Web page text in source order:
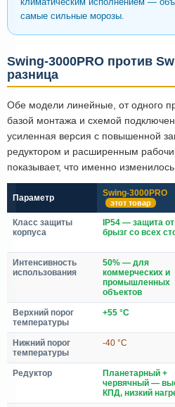
самые сильные морозы.
Swing-3000PRO против
разница
Обе модели линейные, от одного
базой монтажа и схемой
усиленная версия с повышенной
редуктором и расширенным
показывает, что именно изменилось.
Параметр Swing-3000PRO
этот товар
Класс защиты
корпуса
IP54 — защита
брызг со всех
Интенсивность
использования
50% — для
коммерческих и
промышленных
объектов
Верхний порог
температуры
+55 °C
Нижний порог
температуры
-40 °C
Редуктор
Планетарный +
червячный —
КПД, низкий